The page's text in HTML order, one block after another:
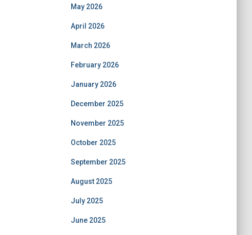
May 2026
April 2026
March 2026
February 2026
January 2026
December 2025
November 2025
October 2025
September 2025
August 2025
July 2025
June 2025